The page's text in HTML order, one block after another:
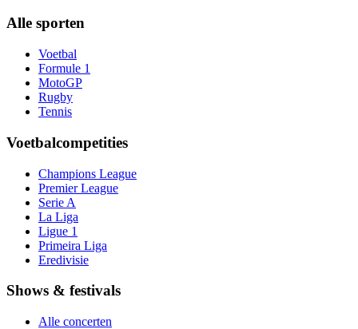
Alle sporten
Voetbal
Formule 1
MotoGP
Rugby
Tennis
Voetbalcompetities
Champions League
Premier League
Serie A
La Liga
Ligue 1
Primeira Liga
Eredivisie
Shows & festivals
Alle concerten